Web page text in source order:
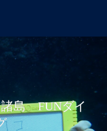
島 FUNダイ